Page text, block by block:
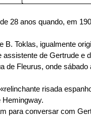
28 anos quando, em
B. Toklas, igualmente
de Gertrude e
de Fleurus, onde
risada
Hemingway.
para conversar com